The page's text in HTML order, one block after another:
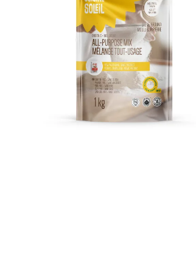
AJOUTER AU PANIER /
DÉTAILS